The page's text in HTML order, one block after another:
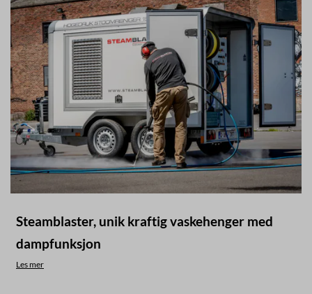
Steamblaster, unik kraftig vaskehenger med
dampfunksjon
Les mer